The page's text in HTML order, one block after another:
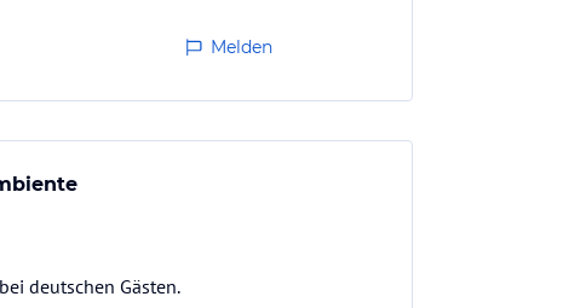
Melden
deutschen Gästen.